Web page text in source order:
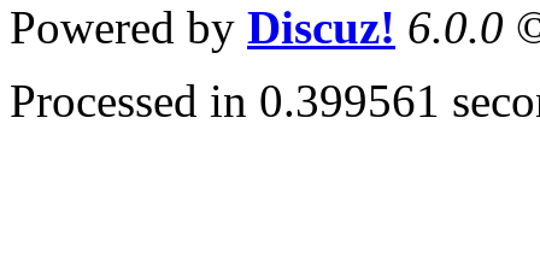
Powered by Discuz! 6.0.0
Processed in 0.399561